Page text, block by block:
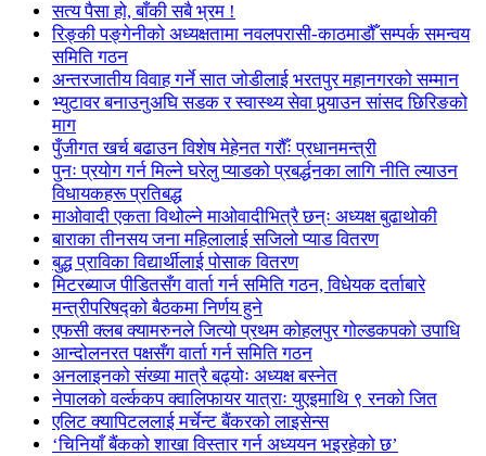
सत्य पैसा हो, बाँकी सबै भ्रम !
रिङ्की पङ्गेनीको अध्यक्षतामा नवलपरासी-काठमाडौँ सम्पर्क समन्वय
समिति गठन
अन्तरजातीय विवाह गर्ने सात जोडीलाई भरतपुर महानगरको सम्मान
भ्युटावर बनाउनुअघि सडक र स्वास्थ्य सेवा पुर्‍याउन सांसद छिरिङको
माग
पुँजीगत खर्च बढाउन विशेष मेहेनत गरौँः प्रधानमन्त्री
पुनः प्रयोग गर्न मिल्ने घरेलु प्याडको प्रबर्द्धनका लागि नीति ल्याउन
विधायकहरू प्रतिबद्ध
माओवादी एकता विथोल्ने माओवादीभित्रै छन्ः अध्यक्ष बुढाथोकी
बाराका तीनसय जना महिलालाई सजिलो प्याड वितरण
बुद्ध प्राविका विद्यार्थीलाई पोसाक वितरण
मिटरब्याज पीडितसँग वार्ता गर्न समिति गठन, विधेयक दर्ताबारे
मन्त्रीपरिषद्को बैठकमा निर्णय हुने
एफसी क्लब क्यामरुनले जित्यो प्रथम कोहलपुर गोल्डकपको उपाधि
आन्दोलनरत पक्षसँग वार्ता गर्न समिति गठन
अनलाइनको संख्या मात्रै बढ्योः अध्यक्ष बस्नेत
नेपालको वर्ल्ककप क्वालिफायर यात्राः युएइमाथि ९ रनको जित
एलिट क्यापिटललाई मर्चेन्ट बैंकरको लाइसेन्स
‘चिनियाँ बैंकको शाखा विस्तार गर्न अध्ययन भइरहेको छ’